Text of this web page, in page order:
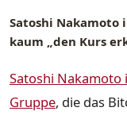
Satoshi Nakamoto
kaum „den Kurs
Satoshi Nakamoto
Gruppe, die das